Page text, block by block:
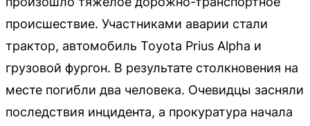
происшествие. Участниками аварии стали
трактор, автомобиль Toyota Prius Alpha и
грузовой фургон. В результате столкновения на
месте погибли два человека. Очевидцы засняли
последствия инцидента, а прокуратура начала